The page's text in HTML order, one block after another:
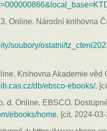
Online. Národní knihovna
soubory/ostatni/
Knihovna Akademie věd
db/ebsco-ebooks/.
d. Online. EBSCO.
ebooks/home. [cit. 2024-